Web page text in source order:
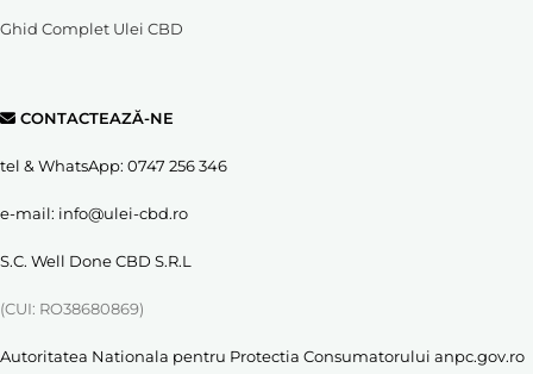
Ghid Complet Ulei CBD
CONTACTEAZĂ-NE
tel & WhatsApp: 0747 256 346
e-mail: info@ulei-cbd.ro
S.C. Well Done CBD S.R.L
(CUI: RO38680869)
Autoritatea Nationala pentru Protectia Consumatorului anpc.gov.ro